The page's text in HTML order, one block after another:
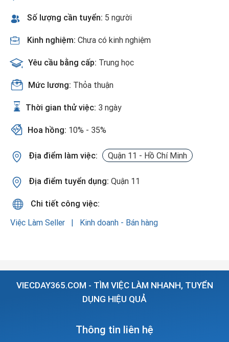
Số lượng cần tuyển: 5 người
Kinh nghiệm: Chưa có kinh nghiệm
Yêu cầu bằng cấp: Trung học
Mức lương: Thỏa thuận
Thời gian thử việc: 3 ngày
Hoa hồng: 10% - 35%
Địa điểm làm việc: Quận 11 - Hồ Chí Minh
Địa điểm tuyển dụng: Quận 11
Chi tiết công việc:
Việc Làm Seller
Kinh doanh - Bán hàng
VIECDAY365.COM - TÌM VIỆC LÀM NHANH, TUYỂN
DỤNG HIỆU QUẢ
Thông tin liên hệ